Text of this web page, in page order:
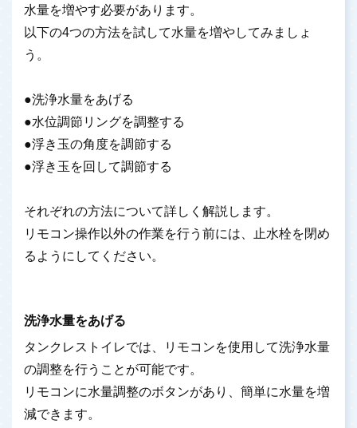
水量を増やす必要があります。
以下の4つの方法を試して水量を増やしてみましょ
う。
●洗浄水量をあげる
●水位調節リングを調整する
●浮き玉の角度を調節する
●浮き玉を回して調節する
それぞれの方法について詳しく解説します。
リモコン操作以外の作業を行う前には、止水栓を閉め
るようにしてください。
洗浄水量をあげる
タンクレストイレでは、リモコンを使用して洗浄水量
の調整を行うことが可能です。
リモコンに水量調整のボタンがあり、簡単に水量を増
減できます。